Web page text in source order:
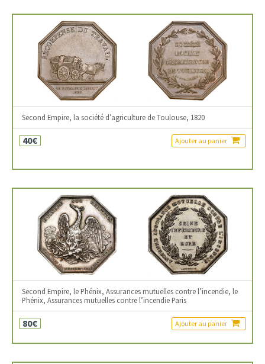
Second Empire, la société d’agriculture de Toulouse, 1820
40€ Ajouter au panier
Second Empire, le Phénix, Assurances mutuelles contre l’incendie, le
Phénix, Assurances mutuelles contre l’incendie Paris
80€ Ajouter au panier